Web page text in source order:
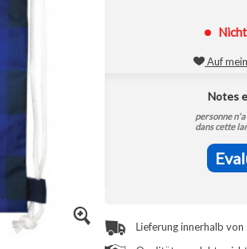
Auf
Notes
personne
dans cette
Lieferung innerhalb